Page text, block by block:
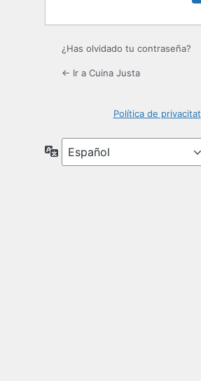
¿Has olvidado tu contraseña?
← Ir a Cuina Justa
Política de privacitat
Idioma